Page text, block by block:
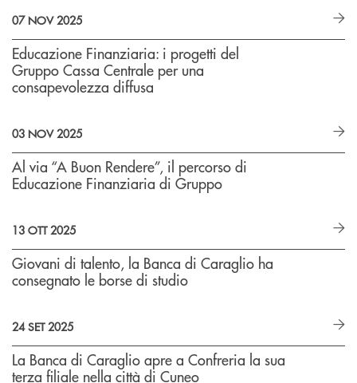
07 NOV 2025
Educazione Finanziaria: i progetti del
Gruppo Cassa Centrale per una
consapevolezza diffusa
03 NOV 2025
Al via “A Buon Rendere”, il percorso di
Educazione Finanziaria di Gruppo
13 OTT 2025
Giovani di talento, la Banca di Caraglio ha
consegnato le borse di studio
24 SET 2025
La Banca di Caraglio apre a Confreria la sua
terza filiale nella città di Cuneo